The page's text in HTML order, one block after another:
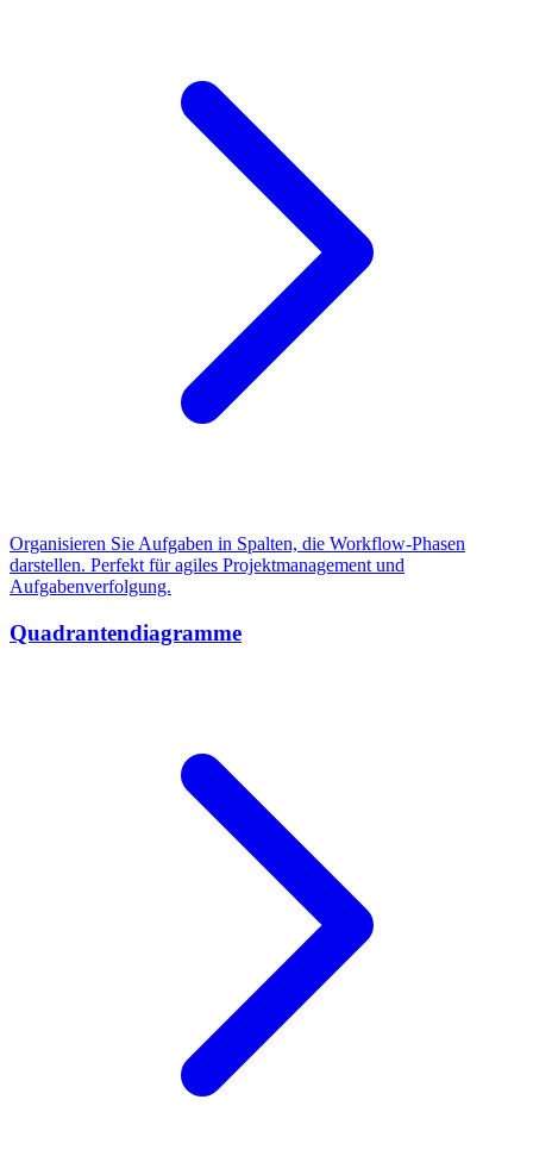
Organisieren Sie Aufgaben in Spalten, die Workflow-Phasen
darstellen. Perfekt für agiles Projektmanagement und
Aufgabenverfolgung.
Quadrantendiagramme